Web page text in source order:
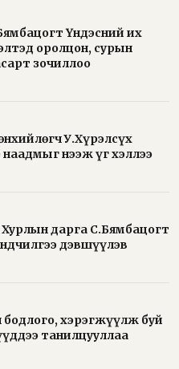
Үндэсний их
оролцон, сурын
зочиллоо
У.Хүрэлсүх
нээж үг хэллээ
дарга С.Бямбацогт
дэвшүүлэв
хэрэгжүүлж буй
танилцууллаа